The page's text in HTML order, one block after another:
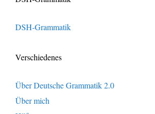
DSH-Grammatik
Verschiedenes
Über Deutsche Grammatik 2.0
Über mich